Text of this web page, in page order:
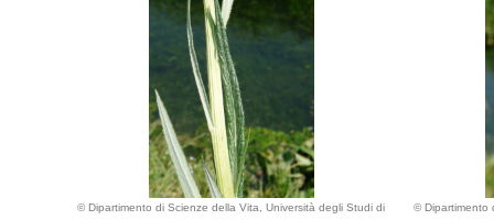
© Dipartimento di Scienze della Vita, Università degli Studi di
© Dipartimento